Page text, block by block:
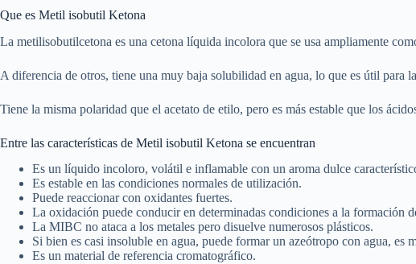
Que es Metil isobutil Ketona
La metilisobutilcetona es una cetona líquida incolora que se usa ampliamente
A diferencia de otros, tiene una muy baja solubilidad en agua, lo que es útil para
Tiene la misma polaridad que el acetato de etilo, pero es más estable que los
Entre las características de Metil isobutil Ketona se encuentran
Es un líquido incoloro, volátil e inflamable con un aroma dulce
Es estable en las condiciones normales de utilización.
Puede reaccionar con oxidantes fuertes.
La oxidación puede conducir en determinadas condiciones a la formación
La MIBC no ataca a los metales pero disuelve numerosos plásticos.
Si bien es casi insoluble en agua, puede formar un azeótropo con agua,
Es un material de referencia cromatográfico.